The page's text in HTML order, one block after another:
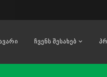
ᲩᲕᲔᲜᲡ ᲨᲔᲡᲐᲮᲔᲑ